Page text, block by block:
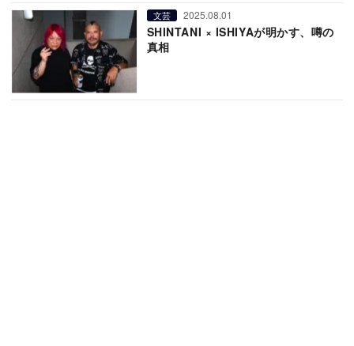
文芸 2025.08.01
SHINTANI × ISHIYAが明かす、噂の
真相